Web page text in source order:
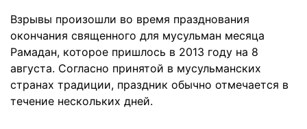
Взрывы произошли во время празднования
окончания священного для мусульман месяца
Рамадан, которое пришлось в 2013 году на 8
августа. Согласно принятой в мусульманских
странах традиции, праздник обычно отмечается в
течение нескольких дней.